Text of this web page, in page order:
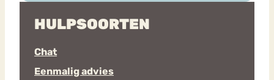
HULPSOORTEN
Chat
Eenmalig advies